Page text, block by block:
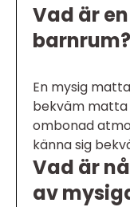
Vad är
barnrum?
En mysig
bekväm matta
ombonad
känna sig
Vad är
av